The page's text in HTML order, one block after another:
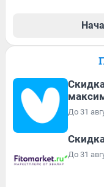
До 31
До 31